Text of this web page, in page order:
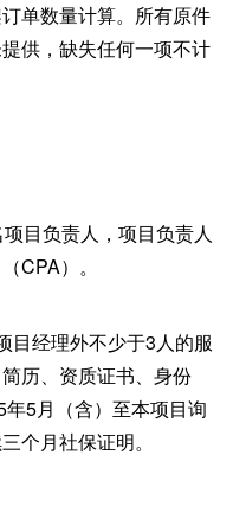
单数量计算。所有原件
供，缺失任何一项不计
目负责人，项目负责人
CPA）。
目经理外不少于3人的服
历、资质证书、身份
5月（含）至本项目询
个月社保证明。